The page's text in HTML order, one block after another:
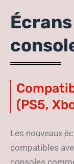
(PS5,
Les nouveaux
compatibles
consoles